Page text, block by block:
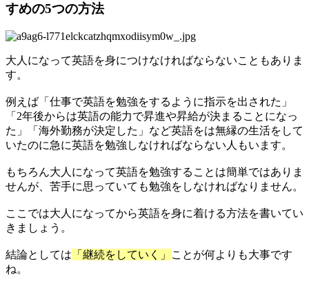
すめの5つの方法
大人になって英語を身につけなければならないこともありま
す。
例えば「仕事で英語を勉強をするように指示を出された」
「2年後からは英語の能力で昇進や昇給が決まることになっ
た」「海外勤務が決定した」など英語をは無縁の生活をして
いたのに急に英語を勉強しなければならない人もいます。
もちろん大人になって英語を勉強することは簡単ではありま
せんが、苦手に思っていても勉強をしなければなりません。
ここでは大人になってから英語を身に着ける方法を書いてい
きましょう。
結論としては 「継続をしていく」
ことが何よりも大事です
ね。